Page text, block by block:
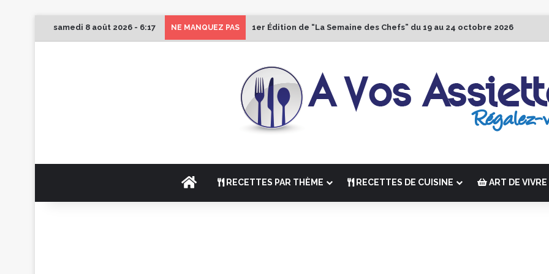
samedi 8 août 2026 - 6:17 NE MANQUEZ PAS 1er Édition de “La Semaine des Chefs” du 19 au 24 octobre 2026
ACCUEILRECETTES PAR THÈME RECETTES DE CUISINE ART DE VIVRE